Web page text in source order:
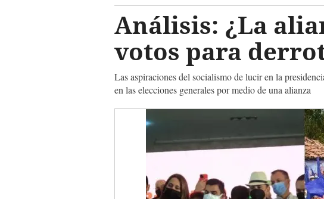
Análisis: ¿La
votos para
Las aspiraciones del socialismo de lucir en la
en las elecciones generales por medio de una alianza